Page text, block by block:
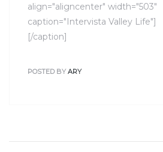
align="aligncenter" width="503"
caption="Intervista Valley Life"]
[/caption]
POSTED BY ARY